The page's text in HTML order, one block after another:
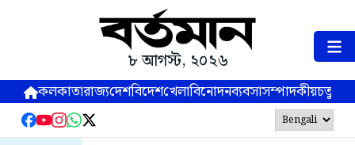
৮ আগস্ট, ২০২৬
কলকাতারাজ্যদেশবিদেশখেলাবিনোদনব্যবসাসম্পাদকীয়